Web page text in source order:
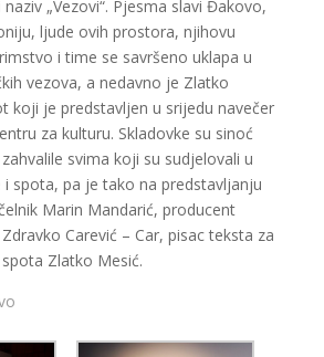
„Vezovi“. Pjesma slavi Đakovo,
ljude ovih prostora, njihovu
i time se savršeno uklapa u
vezova, a nedavno je Zlatko
koji je predstavljen u srijedu navečer
za kulturu. Skladovke su sinoć
svima koji su sudjelovali u
spota, pa je tako na predstavljanju
Marin Mandarić, producent
Carević – Car, pisac teksta za
Zlatko Mesić.